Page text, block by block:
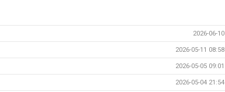
2026-06-10
2026-05-11 08:58
2026-05-05 09:01
2026-05-04 21:54